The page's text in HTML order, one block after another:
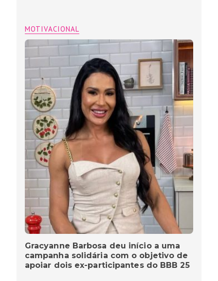
MOTIVACIONAL
Gracyanne Barbosa deu início a uma
campanha solidária com o objetivo de
apoiar dois ex-participantes do BBB 25